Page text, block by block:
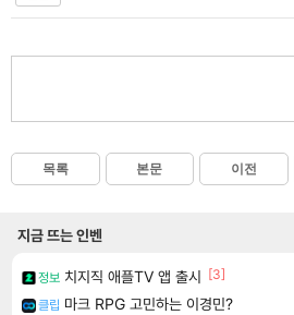
목록 본문 이전
지금 뜨는 인벤
정보 치지직 애플TV 앱 출시 [3]
클립 마크 RPG 고민하는 이경민?